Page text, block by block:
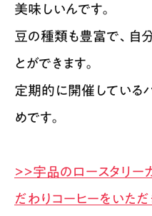
美味しいんです。
豆の種類も豊富で、自
とができます。
定期的に開催している
めです。
>>宇品のロースタリー
だわりコーヒーをいただ